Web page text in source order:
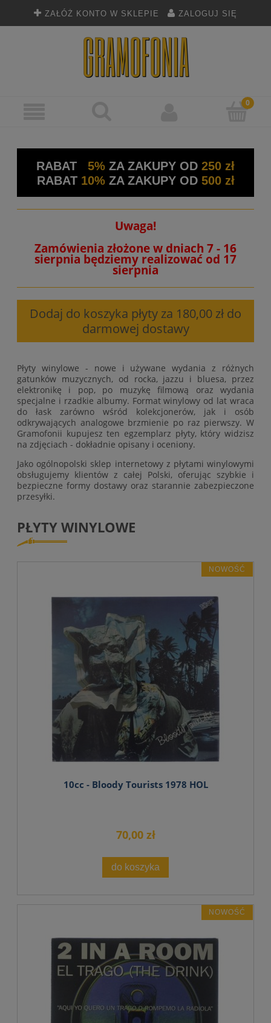
ZAŁÓŻ KONTO W SKLEPIE ZALOGUJ SIĘ
RABAT 5% ZA ZAKUPY OD 250 zł
RABAT 10%ZA ZAKUPY OD 500 zł
Uwaga!
Zamówienia złożone w dniach 7 - 16
sierpnia będziemy realizować od 17
sierpnia
Dodaj do koszyka płyty za 180,00 zł do
darmowej dostawy
Płyty winylowe - nowe i używane wydania z różnych
gatunków muzycznych, od rocka, jazzu i bluesa, przez
elektronikę i pop, po muzykę filmową oraz wydania
specjalne i rzadkie albumy. Format winylowy od lat wraca
do łask zarówno wśród kolekcjonerów, jak i osób
odkrywających analogowe brzmienie po raz pierwszy. W
Gramofonii kupujesz ten egzemplarz płyty, który widzisz
na zdjęciach - dokładnie opisany i oceniony.
Jako ogólnopolski sklep internetowy z płytami winylowymi
obsługujemy klientów z całej Polski, oferując szybkie i
bezpieczne formy dostawy oraz starannie zabezpieczone
przesyłki.
PŁYTY WINYLOWE
10cc - Bloody Tourists 1978 HOL
70,00 zł
do koszyka
NOWOŚĆ
NOWOŚĆ